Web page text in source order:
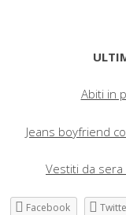
Abiti in
Jeans boyfriend
Vestiti da
Facebook